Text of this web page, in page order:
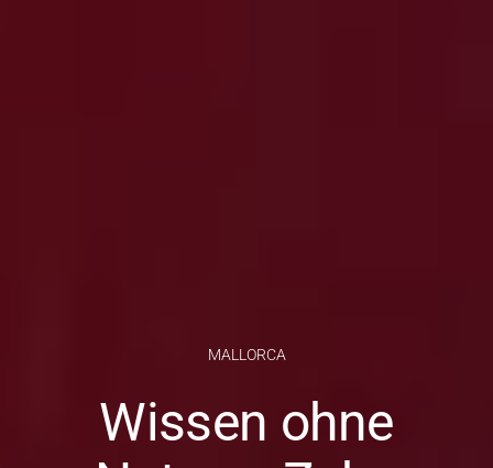
MALLORCA
Wissen ohne